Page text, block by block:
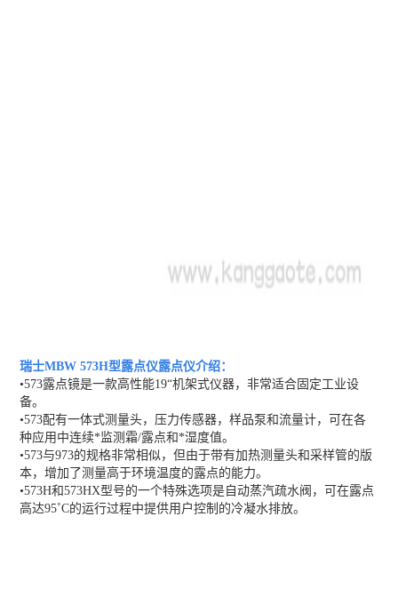
瑞士MBW 573H型露点仪露点仪介绍：
•573露点镜是一款高性能19“机架式仪器，非常适合固定工业设
备。
•573配有一体式测量头，压力传感器，样品泵和流量计，可在各
种应用中连续*监测霜/露点和*湿度值。
•573与973的规格非常相似，但由于带有加热测量头和采样管的版
本，增加了测量高于环境温度的露点的能力。
•573H和573HX型号的一个特殊选项是自动蒸汽疏水阀，可在露点
高达95˚C的运行过程中提供用户控制的冷凝水排放。